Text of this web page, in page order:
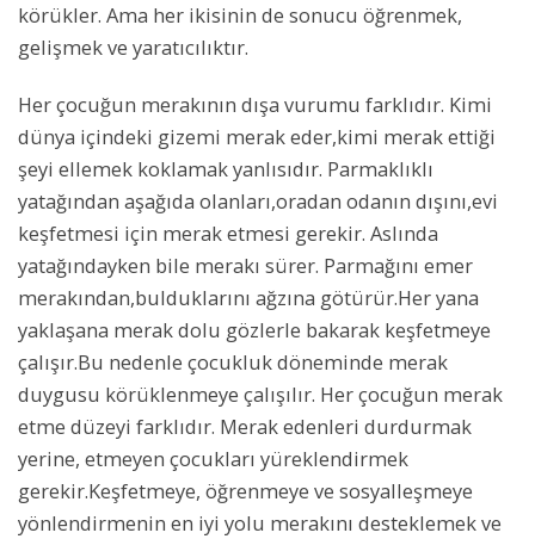
körükler. Ama her ikisinin de sonucu öğrenmek,
gelişmek ve yaratıcılıktır.
Her çocuğun merakının dışa vurumu farklıdır. Kimi
dünya içindeki gizemi merak eder,kimi merak ettiği
şeyi ellemek koklamak yanlısıdır. Parmaklıklı
yatağından aşağıda olanları,oradan odanın dışını,evi
keşfetmesi için merak etmesi gerekir. Aslında
yatağındayken bile merakı sürer. Parmağını emer
merakından,bulduklarını ağzına götürür.Her yana
yaklaşana merak dolu gözlerle bakarak keşfetmeye
çalışır.Bu nedenle çocukluk döneminde merak
duygusu körüklenmeye çalışılır. Her çocuğun merak
etme düzeyi farklıdır. Merak edenleri durdurmak
yerine, etmeyen çocukları yüreklendirmek
gerekir.Keşfetmeye, öğrenmeye ve sosyalleşmeye
yönlendirmenin en iyi yolu merakını desteklemek ve